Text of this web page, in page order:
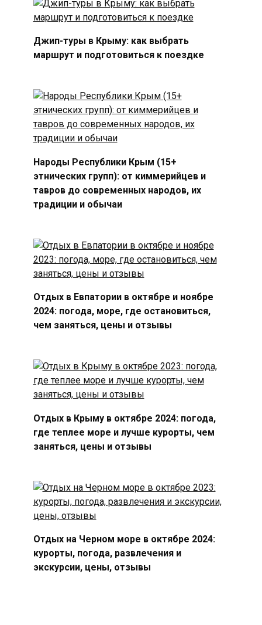
Джип-туры в Крыму: как выбрать
маршрут и подготовиться к поездке
Народы Республики Крым (15+
этнических групп): от киммерийцев и
тавров до современных народов, их
традиции и обычаи
Отдых в Евпатории в октябре и ноябре
2024: погода, море, где остановиться,
чем заняться, цены и отзывы
Отдых в Крыму в октябре 2024: погода,
где теплее море и лучше курорты, чем
заняться, цены и отзывы
Отдых на Черном море в октябре 2024:
курорты, погода, развлечения и
экскурсии, цены, отзывы